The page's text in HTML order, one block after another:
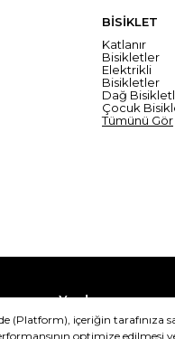
BİSİKLET
Katlanır
Bisikletler
Elektrikli
Bisikletler
Dağ
Çocuk
Tümünü Gör
Yardım
Teslimat